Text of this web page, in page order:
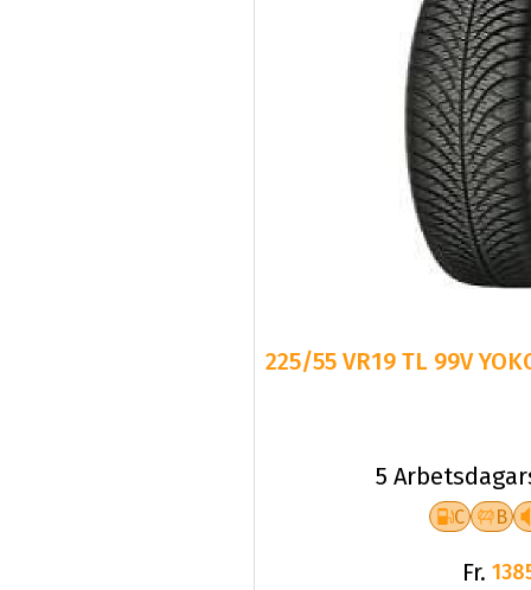
225/55 VR19 TL 99V
5
C B
Fr.